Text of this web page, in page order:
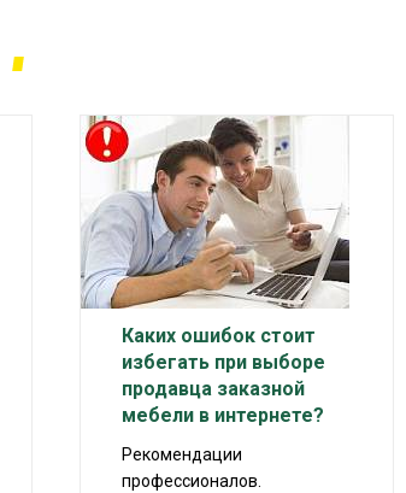
Каких ошибок стоит
избегать при выборе
продавца заказной
мебели в интернете?
Рекомендации
профессионалов.